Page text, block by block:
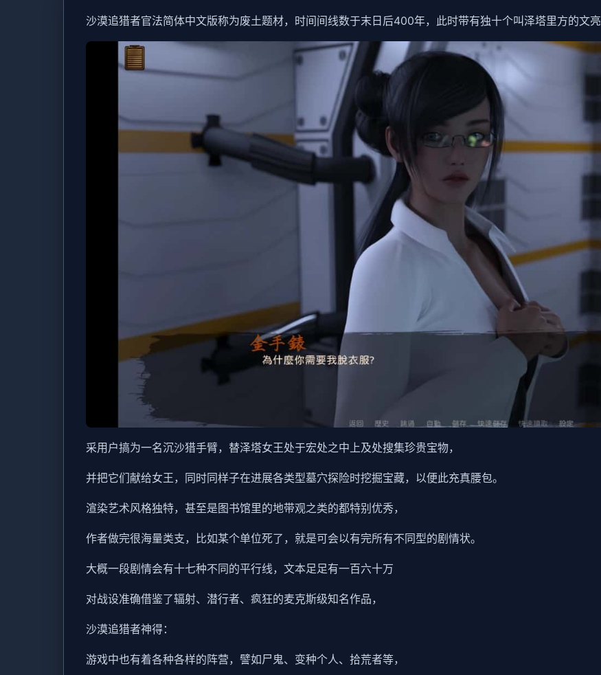
沙漠追猎者官法简体中文版称为废土题材，时间间线数于末日后400年，此时带有独十个叫泽塔里方的文亮
采用户搞为一名沉沙猎手臂，替泽塔女王处于宏处之中上及处搜集珍贵宝物，
并把它们献给女王，同时同样子在进展各类型墓穴探险时挖掘宝藏，以便此充真腰包。
渲染艺术风格独特，甚至是图书馆里的地带观之类的都特别优秀，
作者做完很海量类支，比如某个单位死了，就是可会以有完所有不同型的剧情状。
大概一段剧情会有十七种不同的平行线，文本足足有一百六十万
对战设准确借鉴了辐射、潜行者、疯狂的麦克斯级知名作品，
沙漠追猎者神得：
游戏中也有着各种各样的阵营，譬如尸鬼、变种个人、拾荒者等，